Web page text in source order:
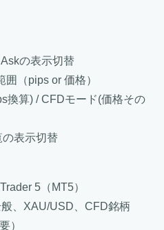
の表示切替
（pips or 価格）
換算) / CFDモード(価格その
表示切替
5（MT5）
、XAU/USD、CFD銘柄
）